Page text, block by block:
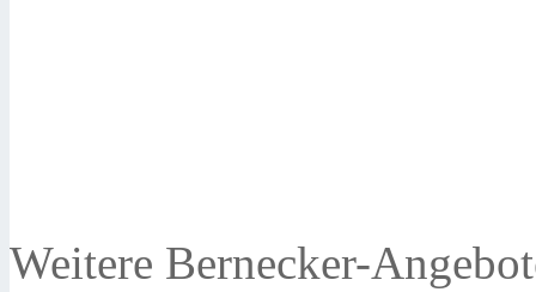
Weitere Bernecker-